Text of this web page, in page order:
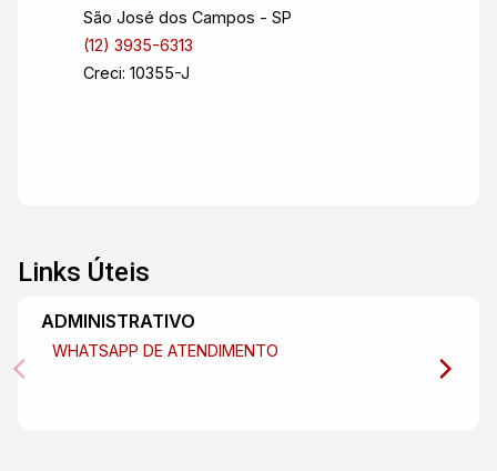
São José dos Campos - SP
(12) 3935-6313
Creci: 10355-J
Links Úteis
ADMINISTRATIVO
WHATSAPP DE ATENDIMENTO